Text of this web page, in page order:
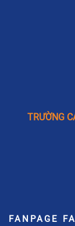
TRƯỜNG
FANPAGE